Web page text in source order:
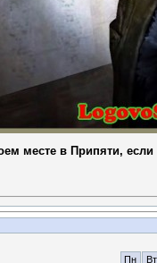
месте в Припяти,
Пн Вт